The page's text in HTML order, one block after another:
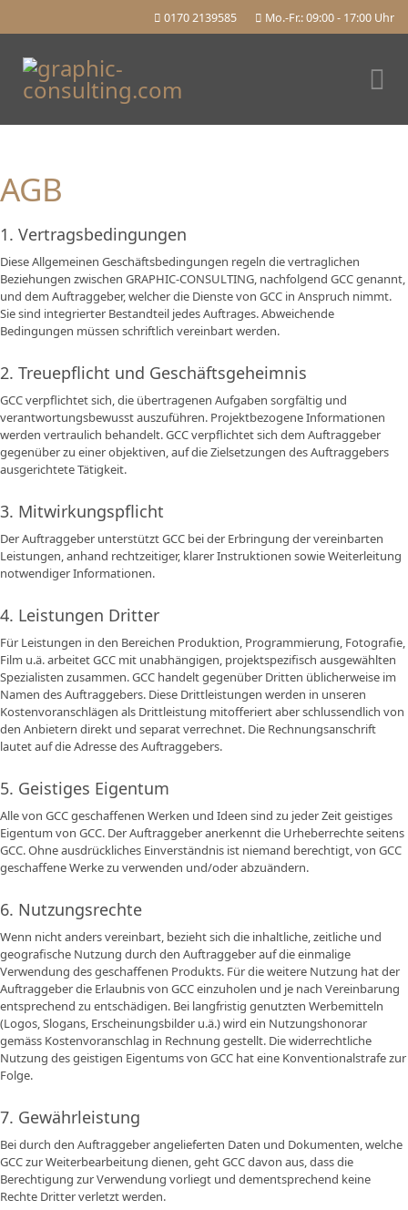
0170 2139585 Mo.-Fr.: 09:00 - 17:00 Uhr
AGB
1. Vertragsbedingungen
Diese Allgemeinen Geschäftsbedingungen regeln die vertraglichen
Beziehungen zwischen GRAPHIC-CONSULTING, nachfolgend GCC genannt,
und dem Auftraggeber, welcher die Dienste von GCC in Anspruch nimmt.
Sie sind integrierter Bestandteil jedes Auftrages. Abweichende
Bedingungen müssen schriftlich vereinbart werden.
2. Treuepflicht und Geschäftsgeheimnis
GCC verpflichtet sich, die übertragenen Aufgaben sorgfältig und
verantwortungsbewusst auszuführen. Projektbezogene Informationen
werden vertraulich behandelt. GCC verpflichtet sich dem Auftraggeber
gegenüber zu einer objektiven, auf die Zielsetzungen des Auftraggebers
ausgerichtete Tätigkeit.
3. Mitwirkungspflicht
Der Auftraggeber unterstützt GCC bei der Erbringung der vereinbarten
Leistungen, anhand rechtzeitiger, klarer Instruktionen sowie Weiterleitung
notwendiger Informationen.
4. Leistungen Dritter
Für Leistungen in den Bereichen Produktion, Programmierung, Fotografie,
Film u.ä. arbeitet GCC mit unabhängigen, projektspezifisch ausgewählten
Spezialisten zusammen. GCC handelt gegenüber Dritten üblicherweise im
Namen des Auftraggebers. Diese Drittleistungen werden in unseren
Kostenvoranschlägen als Drittleistung mitofferiert aber schlussendlich von
den Anbietern direkt und separat verrechnet. Die Rechnungsanschrift
lautet auf die Adresse des Auftraggebers.
5. Geistiges Eigentum
Alle von GCC geschaffenen Werken und Ideen sind zu jeder Zeit geistiges
Eigentum von GCC. Der Auftraggeber anerkennt die Urheberrechte seitens
GCC. Ohne ausdrückliches Einverständnis ist niemand berechtigt, von GCC
geschaffene Werke zu verwenden und/oder abzuändern.
6. Nutzungsrechte
Wenn nicht anders vereinbart, bezieht sich die inhaltliche, zeitliche und
geografische Nutzung durch den Auftraggeber auf die einmalige
Verwendung des geschaffenen Produkts. Für die weitere Nutzung hat der
Auftraggeber die Erlaubnis von GCC einzuholen und je nach Vereinbarung
entsprechend zu entschädigen. Bei langfristig genutzten Werbemitteln
(Logos, Slogans, Erscheinungsbilder u.ä.) wird ein Nutzungshonorar
gemäss Kostenvoranschlag in Rechnung gestellt. Die widerrechtliche
Nutzung des geistigen Eigentums von GCC hat eine Konventionalstrafe zur
Folge.
7. Gewährleistung
Bei durch den Auftraggeber angelieferten Daten und Dokumenten, welche
GCC zur Weiterbearbeitung dienen, geht GCC davon aus, dass die
Berechtigung zur Verwendung vorliegt und dementsprechend keine
Rechte Dritter verletzt werden.